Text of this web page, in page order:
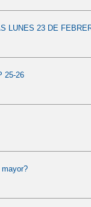
LUNES 23 DE
25-26